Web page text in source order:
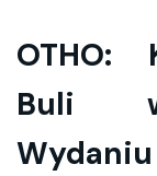
OTHO:
Buli w